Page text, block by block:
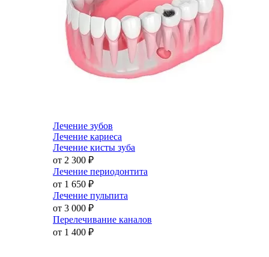
Лечение зубов
Лечение кариеса
Лечение кисты зуба
от 2 300 ₽
Лечение периодонтита
от 1 650 ₽
Лечение пульпита
от 3 000 ₽
Перелечивание каналов
от 1 400 ₽